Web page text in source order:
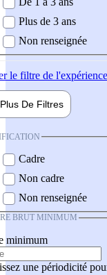
Plus de 3 ans
Non renseignée
le filtre de
Plus De Filtres
Cadre
Non cadre
Non renseignée
BRUT MINIMUM
minimum
une périodicité